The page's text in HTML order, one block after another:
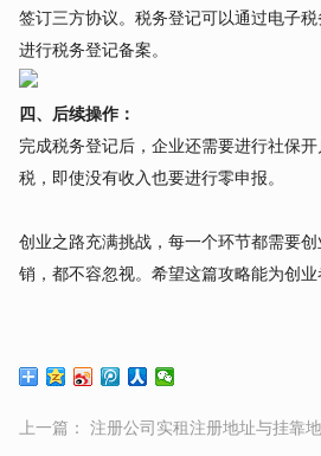
签订三方协议。税务登记可以通过电子
进行税务登记备案。
四、后续操作：
完成税务登记后，企业还需要进行社保
税，即使没有收入也要进行零申报。
创业之路充满挑战，每一个环节都需要
销，都不容忽视。希望这篇攻略能为创
上一篇： 注册公司实租注册地址与挂靠